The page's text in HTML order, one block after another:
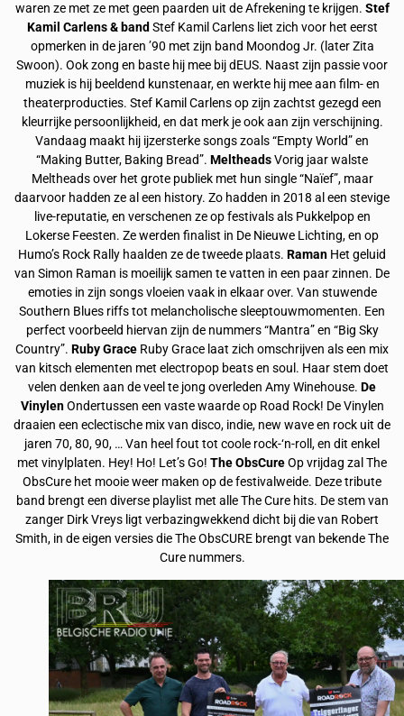
waren ze met ze met geen paarden uit de Afrekening te krijgen. Stef
Kamil Carlens & band Stef Kamil Carlens liet zich voor het eerst
opmerken in de jaren ’90 met zijn band Moondog Jr. (later Zita
Swoon). Ook zong en baste hij mee bij dEUS. Naast zijn passie voor
muziek is hij beeldend kunstenaar, en werkte hij mee aan film- en
theaterproducties. Stef Kamil Carlens op zijn zachtst gezegd een
kleurrijke persoonlijkheid, en dat merk je ook aan zijn verschijning.
Vandaag maakt hij ijzersterke songs zoals “Empty World” en
“Making Butter, Baking Bread”. MeltheadsVorig jaar walste
Meltheads over het grote publiek met hun single “Naïef”, maar
daarvoor hadden ze al een history. Zo hadden in 2018 al een stevige
live-reputatie, en verschenen ze op festivals als Pukkelpop en
Lokerse Feesten. Ze werden finalist in De Nieuwe Lichting, en op
Humo’s Rock Rally haalden ze de tweede plaats. Raman Het geluid
van Simon Raman is moeilijk samen te vatten in een paar zinnen. De
emoties in zijn songs vloeien vaak in elkaar over. Van stuwende
Southern Blues riffs tot melancholische sleeptouwmomenten. Een
perfect voorbeeld hiervan zijn de nummers “Mantra” en “Big Sky
Country”. Ruby Grace Ruby Grace laat zich omschrijven als een mix
van kitsch elementen met electropop beats en soul. Haar stem doet
velen denken aan de veel te jong overleden Amy Winehouse. De
VinylenOndertussen een vaste waarde op Road Rock! De Vinylen
draaien een eclectische mix van disco, indie, new wave en rock uit de
jaren 70, 80, 90, … Van heel fout tot coole rock-‘n-roll, en dit enkel
met vinylplaten. Hey! Ho! Let’s Go! The ObsCureOp vrijdag zal The
ObsCure het mooie weer maken op de festivalweide. Deze tribute
band brengt een diverse playlist met alle The Cure hits. De stem van
zanger Dirk Vreys ligt verbazingwekkend dicht bij die van Robert
Smith, in de eigen versies die The ObsCURE brengt van bekende The
Cure nummers.